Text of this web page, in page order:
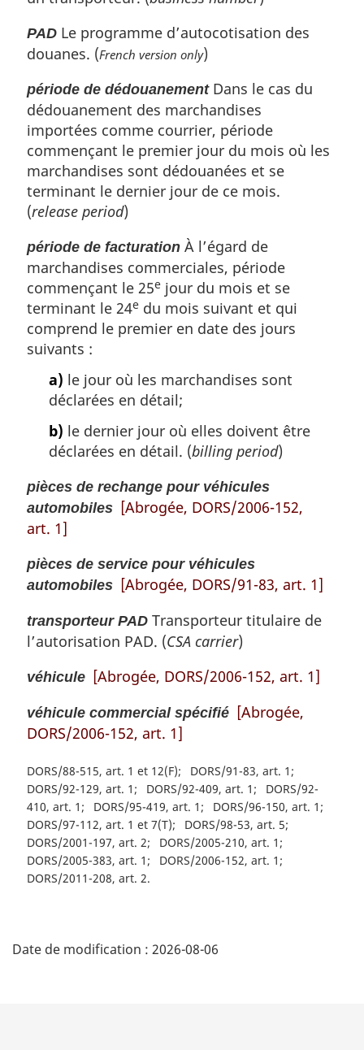
PAD Le programme d’autocotisation des
douanes. (French version only)
période de dédouanementDans le cas du
dédouanement des marchandises
importées comme courrier, période
commençant le premier jour du mois où les
marchandises sont dédouanées et se
terminant le dernier jour de ce mois.
(release period)
période de facturation À l’égard de
marchandises commerciales, période
commençant le 25e jour du mois et se
terminant le 24e du mois suivant et qui
comprend le premier en date des jours
suivants :
a) le jour où les marchandises sont
déclarées en détail;
b) le dernier jour où elles doivent être
déclarées en détail. (billing period)
pièces de rechange pour véhicules
automobiles [Abrogée, DORS/2006-152,
art. 1]
pièces de service pour véhicules
automobiles [Abrogée, DORS/91-83, art. 1]
transporteur PAD Transporteur titulaire de
l’autorisation PAD. (CSA carrier)
véhicule [Abrogée, DORS/2006-152, art. 1]
véhicule commercial spécifié [Abrogée,
DORS/2006-152, art. 1]
DORS/88-515, art. 1 et 12(F)
DORS/91-83, art. 1
DORS/92-129, art. 1
DORS/92-409, art. 1
DORS/92-
410, art. 1
DORS/95-419, art. 1
DORS/96-150, art. 1
DORS/97-112, art. 1 et 7(T)
DORS/98-53, art. 5
DORS/2001-197, art. 2
DORS/2005-210, art. 1
DORS/2005-383, art. 1
DORS/2006-152, art. 1
DORS/2011-208, art. 2
é
Date de modification : 2026-08-06